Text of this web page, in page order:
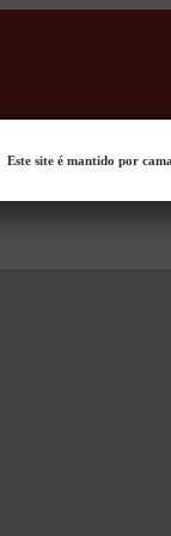
Este site é mantido por